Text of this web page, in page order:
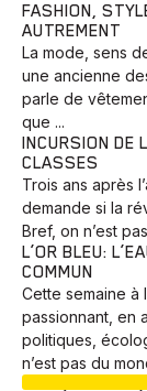
FASHION,
AUTREMENT
La mode, sens
une ancienne
parle de
que ...
INCURSION DE
CLASSES
Trois ans après
demande si la
Bref, on n’est
L’OR BLEU:
COMMUN
Cette semaine à
passionnant, en
politiques,
n’est pas du